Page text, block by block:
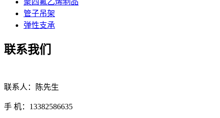
管子吊架
弹性支承
联系我们
联系人：陈先生
手 机：13382586635